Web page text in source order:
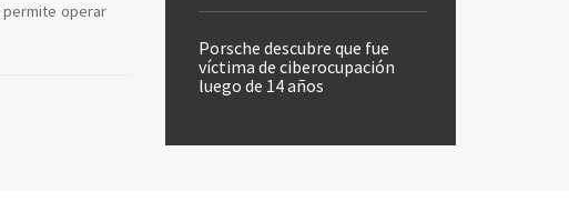
permite operar
Porsche descubre que fue
víctima de ciberocupación
luego de 14 años